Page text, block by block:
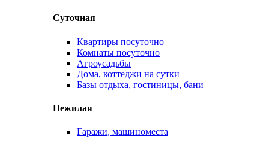
Суточная
Квартиры посуточно
Комнаты посуточно
Агроусадьбы
Дома, коттеджи на сутки
Базы отдыха, гостиницы, бани
Нежилая
Гаражи, машиноместа